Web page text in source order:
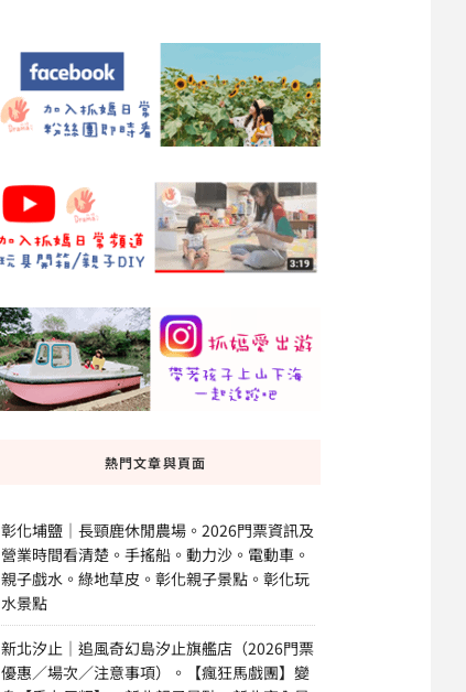
熱門文章與頁面
彰化埔鹽｜長頸鹿休閒農場。2026門票資訊及
營業時間看清楚。手搖船。動力沙。電動車。
親子戲水。綠地草皮。彰化親子景點。彰化玩
水景點
新北汐止｜追風奇幻島汐止旗艦店（2026門票
優惠／場次／注意事項）。【瘋狂馬戲團】變